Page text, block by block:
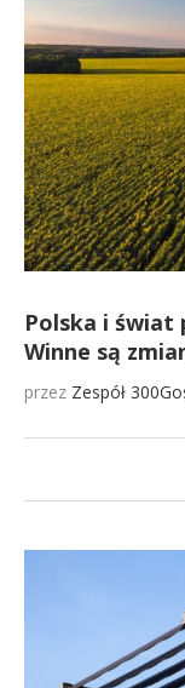
Polska i świat
Winne są
przez Zespół